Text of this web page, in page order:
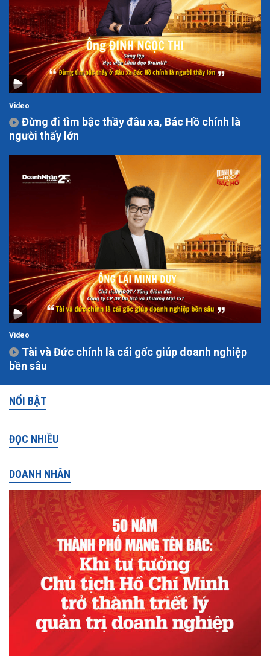
Video
Đừng đi tìm bậc thầy đâu xa, Bác Hồ chính là
người thấy lớn
Video
Tài và Đức chính là cái gốc giúp doanh nghiệp
bền sâu
NỔI BẬT
ĐỌC NHIỀU
DOANH NHÂN